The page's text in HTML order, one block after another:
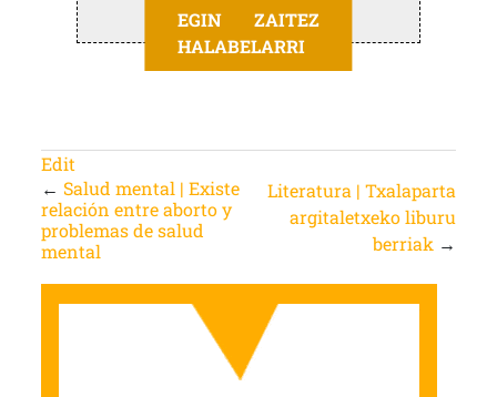
EGIN ZAITEZ
HALABELARRI
Edit
← Salud mental | Existe
relación entre aborto y
problemas de salud
mental
Literatura | Txalaparta
argitaletxeko liburu
berriak →